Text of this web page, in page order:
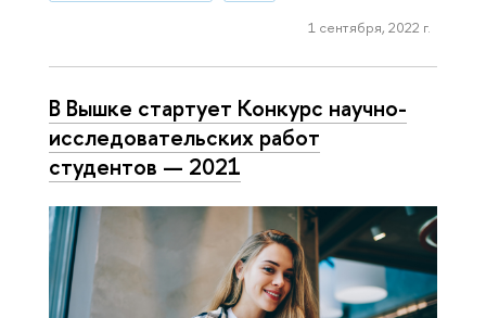
1 сентября, 2022 г.
В Вышке стартует Конкурс научно-
исследовательских работ
студентов — 2021